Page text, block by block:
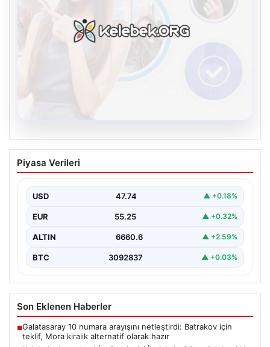
Kelebek chat adresi İle Çevrim içi
İletişimin Güvenli Adresi Ve Sohbet
Sanal çağında bireylerin kaliteli bir tarzda irtibat kurması
Piyasa Verileri
USD 47.74 ▲ +0.18%
EUR 55.25 ▲ +0.32%
ALTIN 6660.6 ▲ +2.59%
BTC 3092837 ▲ +0.03%
Son Eklenen Haberler
■Galatasaray 10 numara arayışını netleştirdi: Batrakov için
teklif, Mora kiralık alternatif olarak hazır